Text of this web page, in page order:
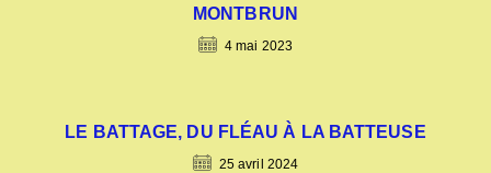
MONTBRUN
4 mai 2023
LE BATTAGE, DU FLÉAU À LA BATTEUSE
25 avril 2024